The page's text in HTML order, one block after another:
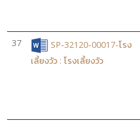
37
SP-32120-00017-โรง
เลี้ยงวัว : โรงเลี้ยงวัว